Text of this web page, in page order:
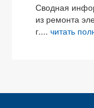
Сводная
из ремонта
г.... читать